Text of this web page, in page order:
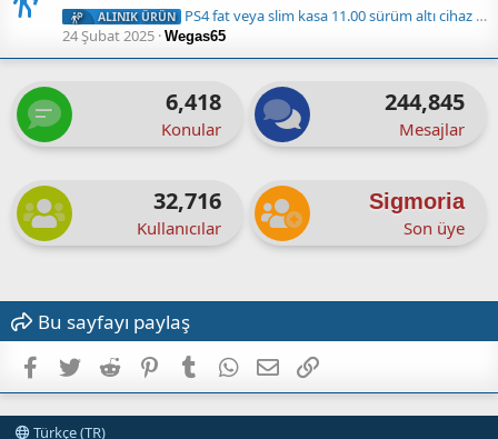
ALINIK ÜRÜN
PS4 fat veya slim kasa 11.00 sürüm altı cihaz alınır
24 Şubat 2025 Wegas65
6,418
Konular
244,845
Mesajlar
32,716
Kullanıcılar
Sigmoria
Son üye
Bu sayfayı paylaş
Facebook
TwitterReddit PinterestTumblrWhatsApp
E-postaLink
Türkçe (TR)